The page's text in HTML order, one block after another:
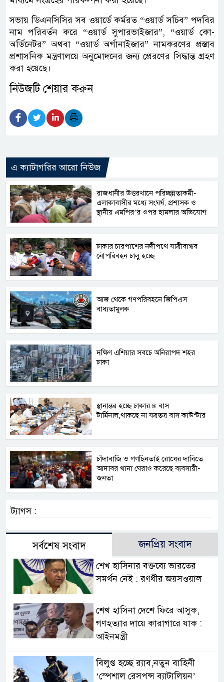
সভায় ডিএনসিসির সব ওয়ার্ডে কর্মরত “ওয়ার্ড সচিব” পদবির
নাম পরিবর্তন করে “ওয়ার্ড সুপারভাইজার”, “ওয়ার্ড কো-
অর্ডিনেটর” অথবা “ওয়ার্ড অর্গানাইজার” নামকরণের প্রস্তাব
প্রশাসনিক মন্ত্রণালয়ে অনুমোদনের জন্য প্রেরণের সিদ্ধান্ত গ্রহণ
করা হয়েছে।
নিউজটি শেয়ার করুন
এ ক্যাটাগরির আরো নিউজ
রাজধানীর উত্তরখানে পরিচ্ছন্নতাকর্মী-
এলাকাবাসীর মধ্যে সংঘর্ষ, প্রশাসক ও
স্থানীয় এমপির’র ওপর হামলার অভিযোগ
ঢাকার চারপাশের নদীপথে যাত্রীবান্ধব
নৌপরিবহন চালু হচ্ছে
আজ থেকে গণপরিবহনে জিপিএস
বাধ্যতামূলক
দক্ষিণ এশিয়ার সবচে অনিরাপদ শহর
ঢাকা
স্থানান্তর হচ্ছে ঢাকার ৪ বাস
টার্মিনাল,থাকছে না যত্রতত্র বাস কাউন্টার
চাঁদাবাজি ও গণছিনতাই রোধের দাবিতে
আদাবর থানা ঘেরাও করেছে ব্যবসায়ী-
জনতা
ট্যাগস :
সর্বশেষ সংবাদ জনপ্রিয় সংবাদ
শেখ হাসিনার বক্তব্যে ভারতের
সমর্থন নেই : রণধীর জয়সওয়াল
শেখ হাসিনা দেশে ফিরে আসুক,
গণহত্যার দায়ে কারাগারে যাক :
আইনমন্ত্রী
বিলুপ্ত হচ্ছে র‍্যাব,নতুন বাহিনী
‘স্পেশাল রেসপন্স ব্যাটালিয়ন’